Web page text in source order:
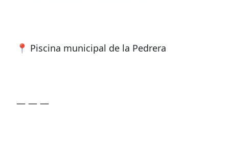
📍 Piscina municipal de la Pedrera
— — —